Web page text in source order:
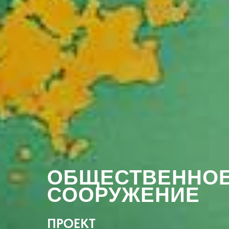
СООРУЖЕНИЕ
ПРОЕКТ